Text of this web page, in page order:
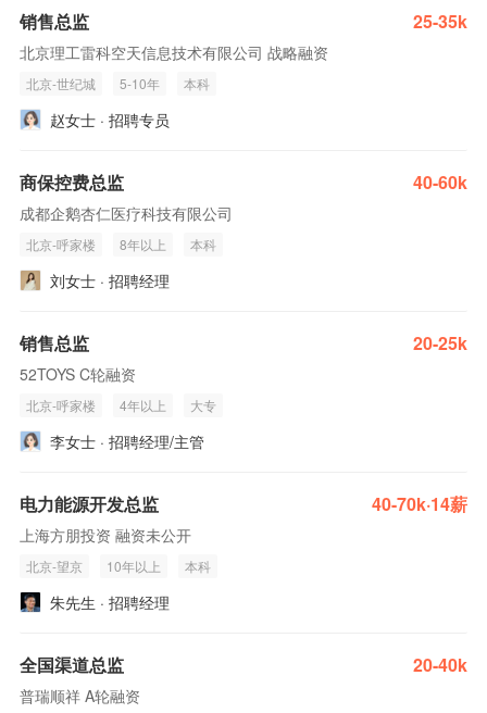
销售总监 25-35k
北京理工雷科空天信息技术有限公司 战略融资
北京-世纪城 5-10年 本科
赵女士 · 招聘专员
商保控费总监 40-60k
成都企鹅杏仁医疗科技有限公司
北京-呼家楼 8年以上 本科
刘女士 · 招聘经理
销售总监 20-25k
52TOYS C轮融资
北京-呼家楼 4年以上 大专
李女士 · 招聘经理/主管
电力能源开发总监 40-70k·14薪
上海方朋投资 融资未公开
北京-望京 10年以上 本科
朱先生 · 招聘经理
全国渠道总监 20-40k
普瑞顺祥 A轮融资